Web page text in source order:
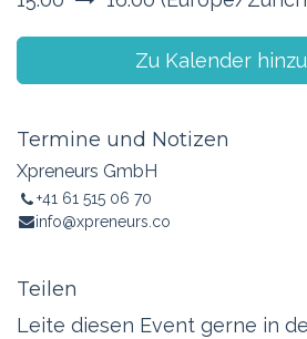
Zu Kalender
Termine und Notizen
Xpreneurs GmbH
+41 61 515 06 70
info@xpreneurs.co
Teilen
Leite diesen Event gerne in